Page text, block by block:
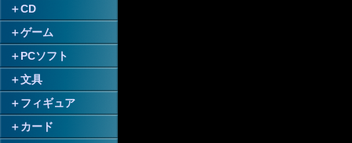
＋CD
＋ゲーム
＋PCソフト
＋文具
＋フィギュア
＋カード